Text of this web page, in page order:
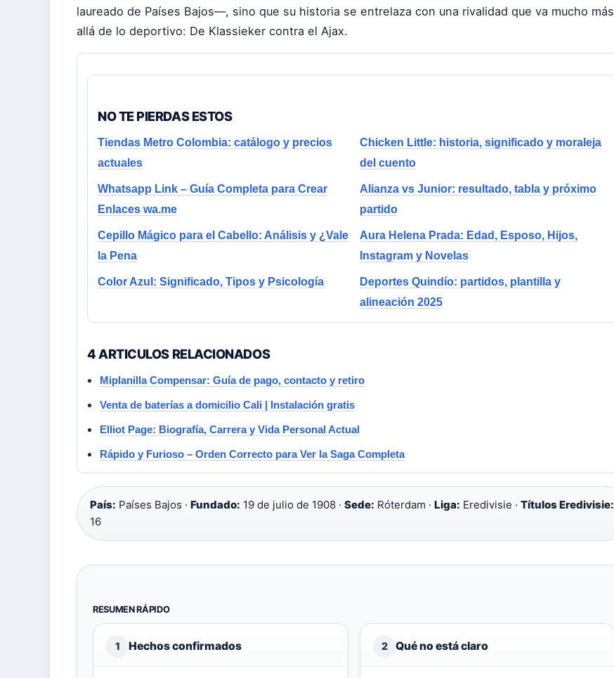
laureado de Países Bajos—, sino que su historia se entrelaza con una rivalidad que va mucho más
allá de lo deportivo: De Klassieker contra el Ajax.
NO TE PIERDAS ESTOS
Tiendas Metro Colombia: catálogo y precios
actuales
Chicken Little: historia, significado y moraleja
del cuento
Whatsapp Link – Guía Completa para Crear
Enlaces wa.me
Alianza vs Junior: resultado, tabla y próximo
partido
Cepillo Mágico para el Cabello: Análisis y ¿Vale
la Pena
Aura Helena Prada: Edad, Esposo, Hijos,
Instagram y Novelas
Color Azul: Significado, Tipos y Psicología
Deportes Quindío: partidos, plantilla y
alineación 2025
4 ARTICULOS RELACIONADOS
Miplanilla Compensar: Guía de pago, contacto y retiro
Venta de baterías a domicilio Cali | Instalación gratis
Elliot Page: Biografía, Carrera y Vida Personal Actual
Rápido y Furioso – Orden Correcto para Ver la Saga Completa
País: Países Bajos · Fundado: 19 de julio de 1908 · Sede: Róterdam · Liga: Eredivisie · Títulos Eredivisie:
16
RESUMEN RÁPIDO
1 Hechos confirmados 2 Qué no está claro